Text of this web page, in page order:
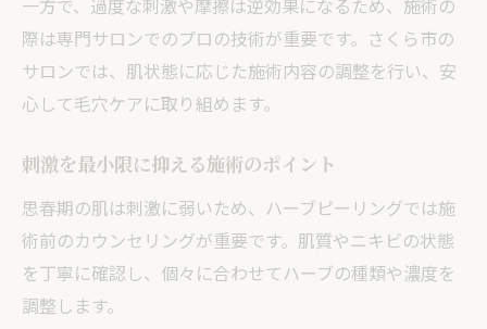
一方で、過度な刺激や摩擦は逆効果になるため、施術の
際は専門サロンでのプロの技術が重要です。さくら市の
サロンでは、肌状態に応じた施術内容の調整を行い、安
心して毛穴ケアに取り組めます。
刺激を最小限に抑える施術のポイント
思春期の肌は刺激に弱いため、ハーブピーリングでは施
術前のカウンセリングが重要です。肌質やニキビの状態
を丁寧に確認し、個々に合わせてハーブの種類や濃度を
調整します。